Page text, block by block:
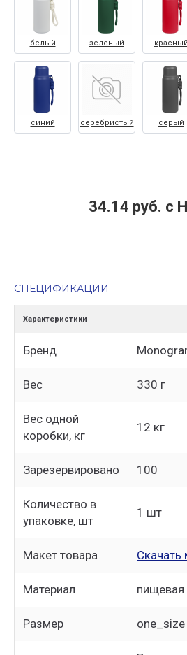
белый зеленый красный
синий серебристый серый
34.14 руб. c
СПЕЦИФИКАЦИИ
Характеристики
Бренд
Вес 330 г
Вес одной
коробки, кг
12 кг
Зарезервировано 100
Количество в
упаковке, шт
1 шт
Макет товара Скачать
Материал пищевая
Размер one_size